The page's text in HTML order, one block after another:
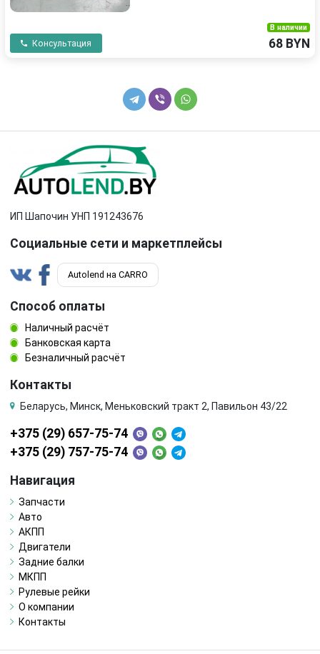
Консультация
В наличии
68 BYN
ИП Шапочин УНП 191243676
Социальные сети и маркетплейсы
Autolend на CARRO
Способ оплаты
Наличный расчёт
Банковская карта
Безналичный расчёт
Контакты
Беларусь, Минск, Меньковский тракт 2, Павильон 43/22
+375 (29) 657-75-74
+375 (29) 757-75-74
Навигация
Запчасти
Авто
АКПП
Двигатели
Задние балки
МКПП
Рулевые рейки
О компании
Контакты